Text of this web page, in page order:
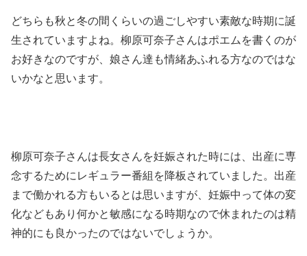
どちらも秋と冬の間くらいの過ごしやすい素敵な時期に誕
生されていますよね。柳原可奈子さんはポエムを書くのが
お好きなのですが、娘さん達も情緒あふれる方なのではな
いかなと思います。
柳原可奈子さんは長女さんを妊娠された時には、出産に専
念するためにレギュラー番組を降板されていました。出産
まで働かれる方もいるとは思いますが、妊娠中って体の変
化などもあり何かと敏感になる時期なので休まれたのは精
神的にも良かったのではないでしょうか。